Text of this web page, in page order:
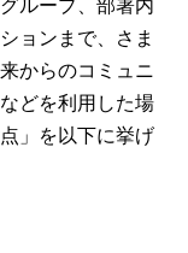
ループ、部署内
ョンまで、さま
からのコミュニ
どを利用した場
」を以下に挙げ